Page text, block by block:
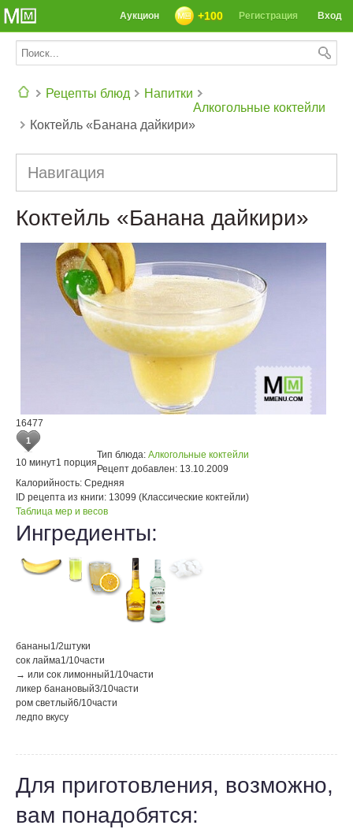
СЕГОДНЯ: 39142 РЕЦЕПТА
Вход
Регистрация
+100
Аукцион
Рецепты блюд
Напитки
Алкогольные коктейли
Коктейль «Банана дайкири»
Навигация
Коктейль «Банана дайкири»
16477
1
10 минут1 порция
Тип блюда: Алкогольные коктейли
Рецепт добавлен: 13.10.2009
Калорийность: Средняя
ID рецепта из книги: 13099 (Классические коктейли)
Таблица мер и весов
Ингредиенты:
бананы1/2штуки
сок лайма1/10части
→ или сок лимонный1/10части
ликер банановый3/10части
ром светлый6/10части
ледпо вкусу
Для приготовления, возможно,
вам понадобятся: